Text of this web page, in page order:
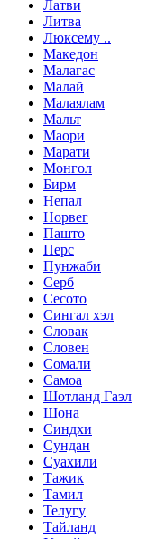
Латви
Литва
Люксему ..
Македон
Малагас
Малай
Малаялам
Мальт
Маори
Марати
Монгол
Бирм
Непал
Норвег
Пашто
Перс
Пунжаби
Серб
Сесото
Сингал хэл
Словак
Словен
Сомали
Самоа
Шотланд Гаэл
Шона
Синдхи
Сундан
Суахили
Тажик
Тамил
Телугу
Тайланд